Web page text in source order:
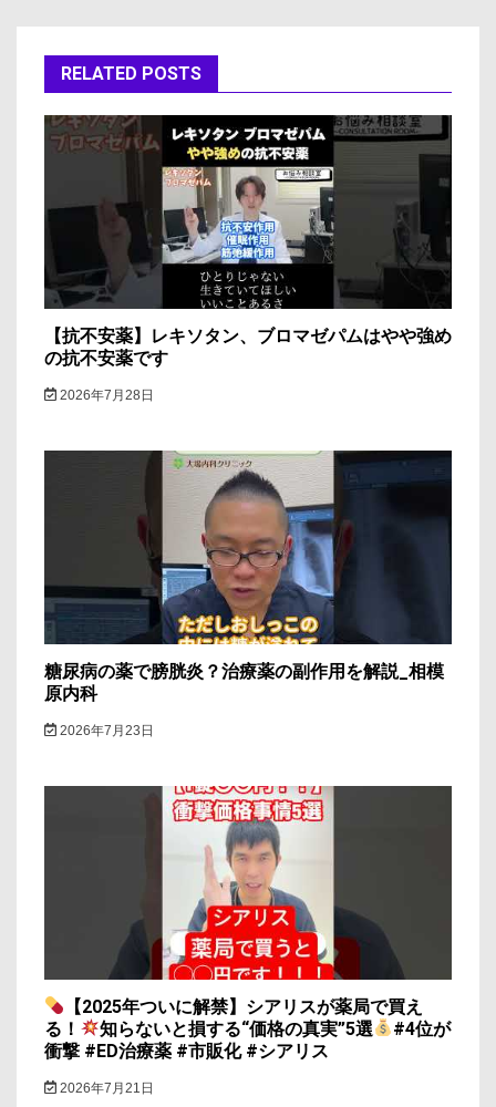
ゲ
ー
シ
RELATED POSTS
【抗不安薬】レキソタン、ブロマゼパムはやや強め
の抗不安薬です
2026年7月28日
糖尿病の薬で膀胱炎？治療薬の副作用を解説_相模
原内科
2026年7月23日
【2025年ついに解禁】シアリスが薬局で買え
る！
知らないと損する“価格の真実”5選
#4位が
衝撃 #ED治療薬 #市販化 #シアリス
2026年7月21日